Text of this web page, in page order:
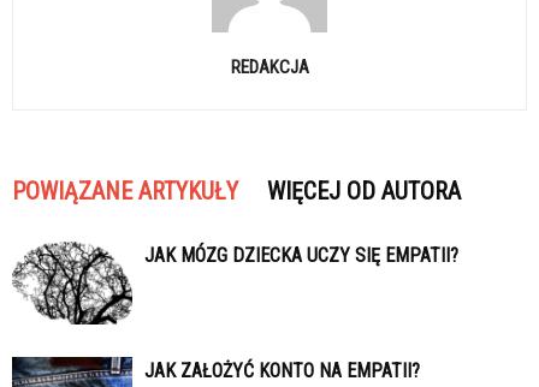
REDAKCJA
POWIĄZANE ARTYKUŁY WIĘCEJ OD AUTORA
JAK MÓZG DZIECKA UCZY SIĘ EMPATII?
JAK ZAŁOŻYĆ KONTO NA EMPATII?